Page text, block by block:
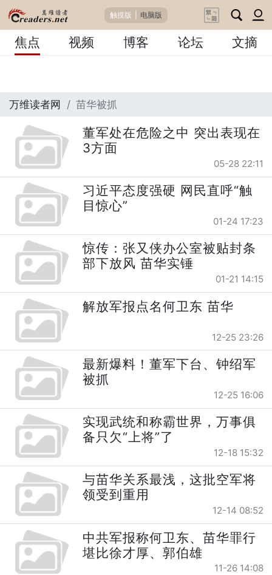
触摸版 电脑版
焦点 视频 博客 论坛 文摘
万维读者网 苗华被抓
董军处在危险之中 突出表现在
3方面
05-28 22:11
习近平态度强硬 网民直呼“触
目惊心”
01-24 17:23
惊传：张又侠办公室被贴封条
部下放风 苗华实锤
01-21 14:15
解放军报点名何卫东 苗华
12-25 23:26
最新爆料！董军下台、钟绍军
被抓
12-25 16:06
实现武统和称霸世界，万事俱
备只欠“上将”了
12-18 15:32
与苗华关系最浅，这批空军将
领受到重用
12-14 08:52
中共军报称何卫东、苗华罪行
堪比徐才厚、郭伯雄
11-26 14:08